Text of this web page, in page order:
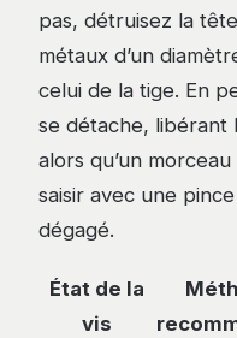
pas, détruisez la
métaux d’un
celui de la tige. En
se détache, libérant
alors qu’un
saisir avec une
dégagé.
État de la
vis